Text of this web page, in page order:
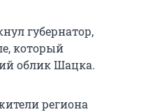
губернатор,
который
облик Шацка.
региона